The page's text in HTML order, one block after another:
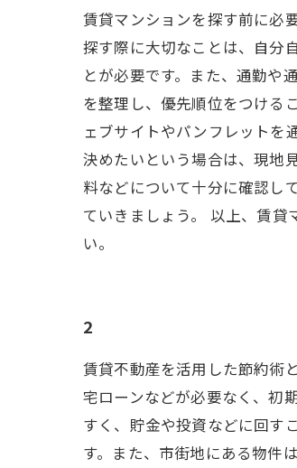
賃貸マンションを探す前に必
探す際に大切なことは、自分
とが必要です。また、通勤や
を整理し、優先順位をつける
ェブサイトやパンフレットを
決めたいという場合は、現地
料などについて十分に確認し
ていきましょう。 以上、賃
い。
2
賃貸不動産を活用した節約術
宅ローンなどが必要なく、初
すく、貯金や投資などに回す
す。また、市街地にある物件